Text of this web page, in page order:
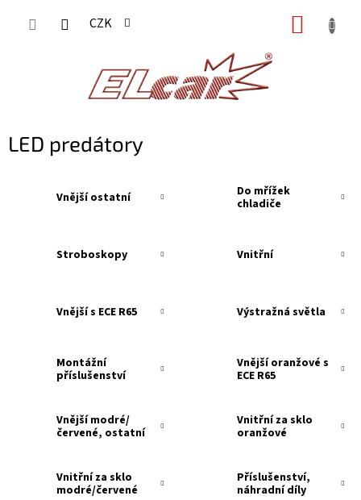
CZK
LED predátory
Vnější ostatní
Do mřížek
chladiče
Stroboskopy Vnitřní
Vnější s ECE R65 Výstražná světla
Montážní
příslušenství
Vnější oranžové s
ECE R65
Vnější modré/
červené, ostatní
Vnitřní za sklo
oranžové
Vnitřní za sklo
modré/červené
Příslušenství,
náhradní díly